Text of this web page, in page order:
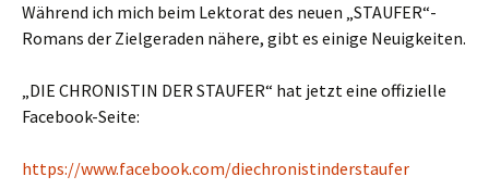
Während ich mich beim Lektorat des neuen „STAUFER“-
Romans der Zielgeraden nähere, gibt es einige Neuigkeiten.
„DIE CHRONISTIN DER STAUFER“ hat jetzt eine offizielle
Facebook-Seite:
https://www.facebook.com/diechronistinderstaufer